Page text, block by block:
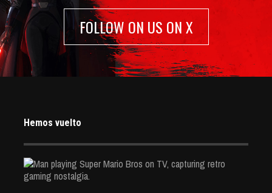
FOLLOW ON US ON X
Hemos vuelto